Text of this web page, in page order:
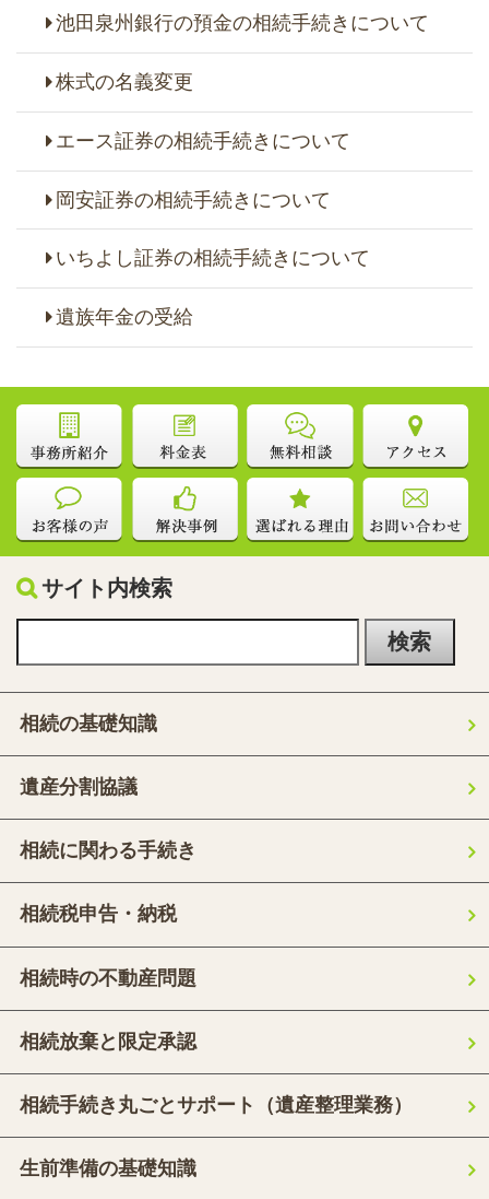
池田泉州銀行の預金の相続手続きについて
株式の名義変更
エース証券の相続手続きについて
岡安証券の相続手続きについて
いちよし証券の相続手続きについて
遺族年金の受給
サイト内検索
相続の基礎知識
遺産分割協議
相続に関わる手続き
相続税申告・納税
相続時の不動産問題
相続放棄と限定承認
相続手続き丸ごとサポート（遺産整理業務）
生前準備の基礎知識